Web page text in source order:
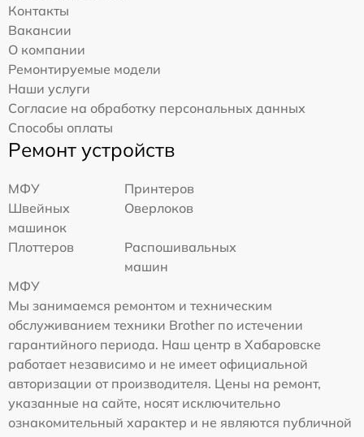
Контакты
Вакансии
О компании
Ремонтируемые модели
Наши услуги
Согласие на обработку персональных данных
Способы оплаты
Ремонт устройств
МФУ
Принтеров
Швейных
машинок
Оверлоков
Плоттеров
Распошивальных
машин
МФУ
Мы занимаемся ремонтом и техническим
обслуживанием техники Brother по истечении
гарантийного периода. Наш центр в Хабаровске
работает независимо и не имеет официальной
авторизации от производителя. Цены на ремонт,
указанные на сайте, носят исключительно
ознакомительный характер и не являются публичной